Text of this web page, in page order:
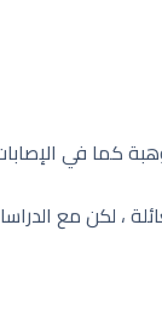
كما في
المخروطية حيث كان يقدر